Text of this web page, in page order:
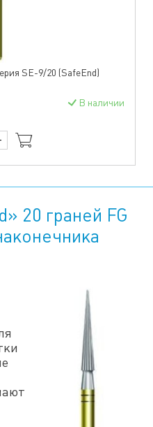
SE-9/20 (SafeEnd)
В наличии
20 граней FG